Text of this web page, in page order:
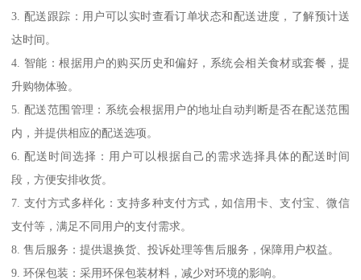
3. 配送跟踪：用户可以实时查看订单状态和配送进度，了解预计送
达时间。
4. 智能：根据用户的购买历史和偏好，系统会相关食材或套餐，提
升购物体验。
5. 配送范围管理：系统会根据用户的地址自动判断是否在配送范围
内，并提供相应的配送选项。
6. 配送时间选择：用户可以根据自己的需求选择具体的配送时间
段，方便安排收货。
7. 支付方式多样化：支持多种支付方式，如信用卡、支付宝、微信
支付等，满足不同用户的支付需求。
8. 售后服务：提供退换货、投诉处理等售后服务，保障用户权益。
9. 环保包装：采用环保包装材料，减少对环境的影响。